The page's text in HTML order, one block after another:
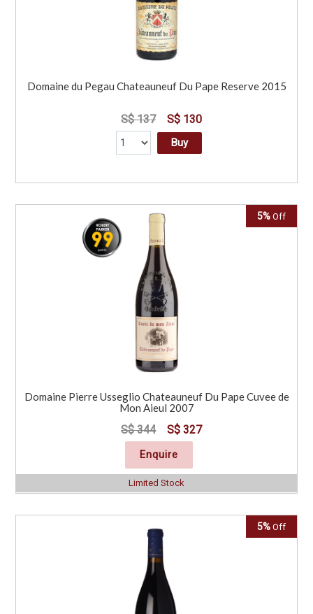
Domaine du Pegau Chateauneuf Du Pape Reserve 2015
S$ 137 S$ 130
Buy
5% Off
Domaine Pierre Usseglio Chateauneuf Du Pape Cuvee de
Mon Aieul 2007
S$ 344 S$ 327
Enquire
Limited Stock
5% Off